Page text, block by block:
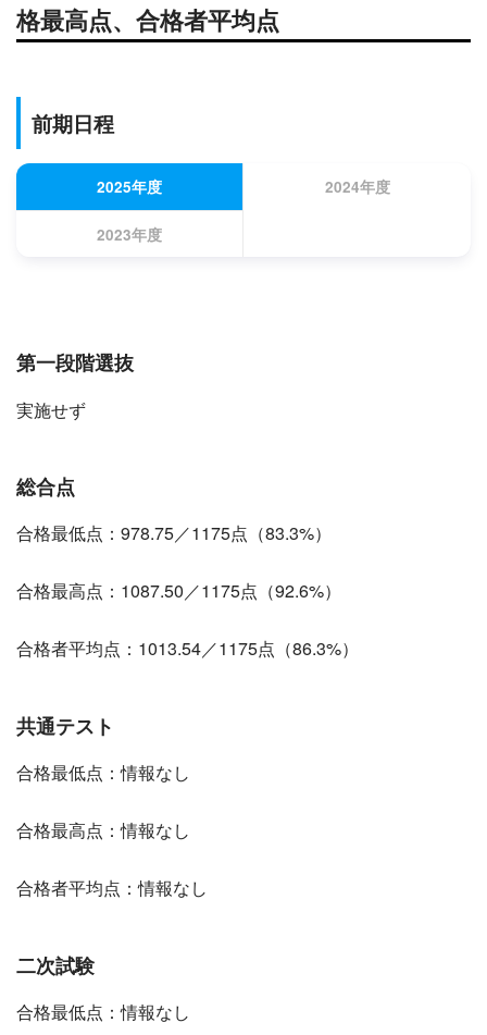
格最高点、合格者平均点
前期日程
2025年度 2024年度
2023年度
第一段階選抜
実施せず
総合点
合格最低点：978.75／1175点（83.3%）
合格最高点：1087.50／1175点（92.6%）
合格者平均点：1013.54／1175点（86.3%）
共通テスト
合格最低点：情報なし
合格最高点：情報なし
合格者平均点：情報なし
二次試験
合格最低点：情報なし